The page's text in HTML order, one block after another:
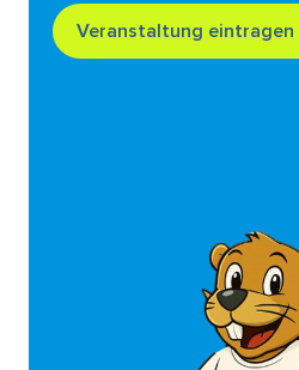
Veranstaltung eintragen